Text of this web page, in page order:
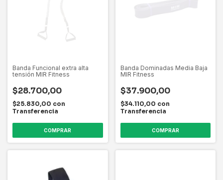
Banda Funcional extra alta
tensión MIR Fitness
$28.700,00
$25.830,00 con
Transferencia
Banda Dominadas Media Baja
MIR Fitness
$37.900,00
$34.110,00 con
Transferencia